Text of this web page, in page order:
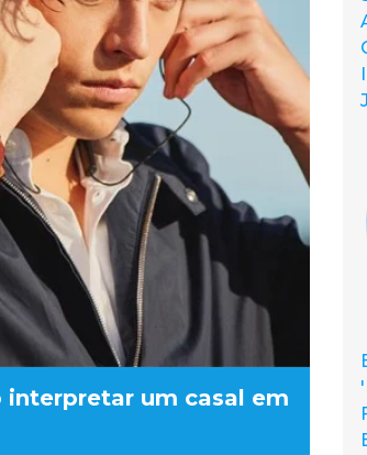
interpretar um casal em